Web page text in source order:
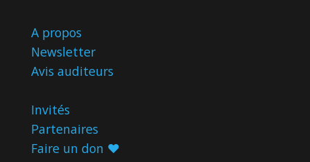
A propos
Newsletter
Avis auditeurs
Invités
Partenaires
Faire un don ♥️